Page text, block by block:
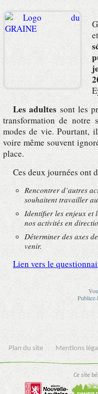
Les adultes sont les
transformation de notre
modes de vie. Pourtant,
voire même souvent
place.
Ces deux journées ont
Rencontrer d’autres
souhaitent travailler
Identifier les enjeux et
nos activités en
Déterminer des axes
venir.
Lien vers le
Plan du site Mentions
Ce site